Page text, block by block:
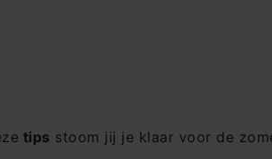
tips stoom jij je klaar voor de